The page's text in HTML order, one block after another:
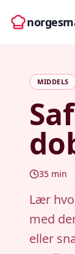
MIDDELS
35 min
Lær
med
eller